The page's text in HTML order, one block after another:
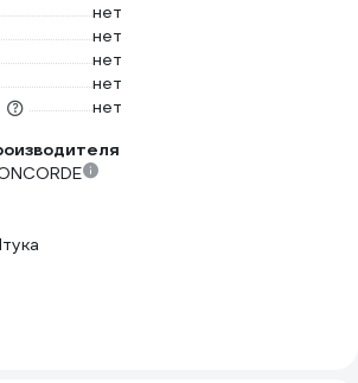
нет
нет
нет
нет
нет